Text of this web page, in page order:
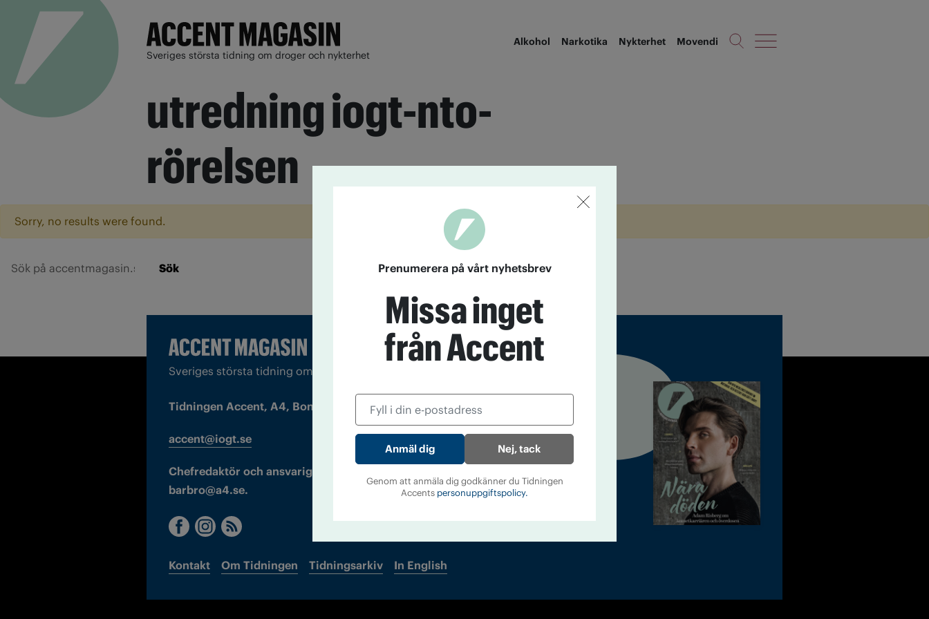
Sveriges största tidning om droger och nykterhet
Alkohol Narkotika Nykterhet Movendi
utredning iogt-nto-
rörelsen
Sorry, no results were found.
Sök
Sveriges största tidning om droger och nykterhet
Tidningen Accent, A4, Bondegatan 21, 116 33 Stockholm
accent@iogt.se
Chefredaktör och ansvarig utgivare: Barbro Janson Lundkvist,
barbro@a4.se.
Kontakt Om Tidningen Tidningsarkiv In English
Accent
Prenumerera på vårt nyhetsbrev
Missa inget
från Accent
Nej, tack
Genom att anmäla dig godkänner du Tidningen
Accents personuppgiftspolicy.